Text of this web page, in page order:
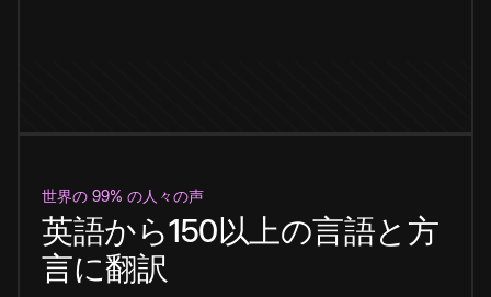
世界の 99% の人々の声
英語から150以上の言語と方
言に翻訳